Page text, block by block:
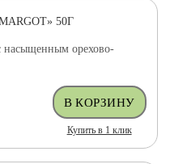
50Г
орехово-
Купить в 1 клик